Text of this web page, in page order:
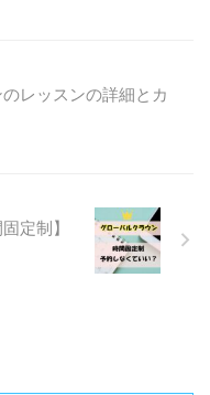
レッスンの詳細とカ
定制】